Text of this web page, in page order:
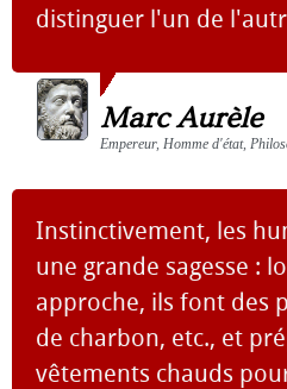
distinguer l'un de
Marc Aurèle
Empereur, Homme d'état,
Instinctivement, les
une grande sagesse :
approche, ils font des
de charbon, etc., et
vêtements chauds